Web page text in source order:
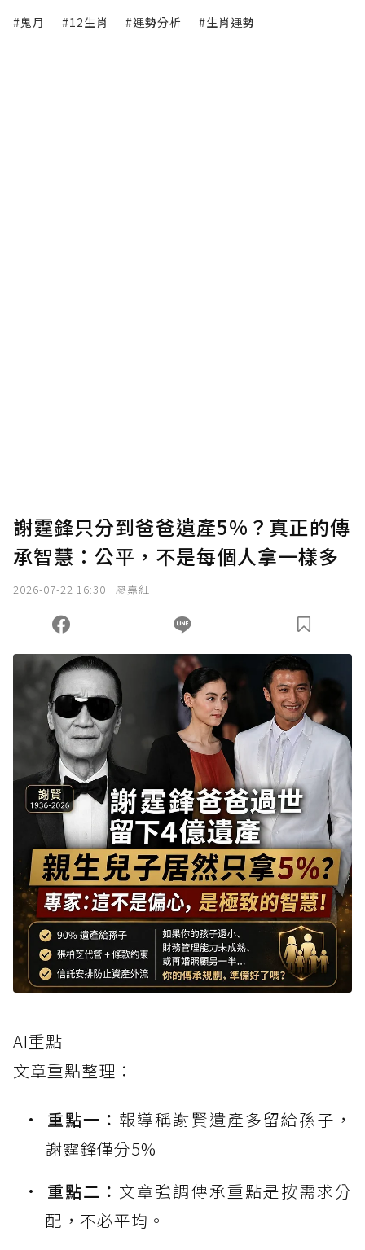
#鬼月 #12生肖 #運勢分析 #生肖運勢
謝霆鋒只分到爸爸遺產5%？真正的傳
承智慧：公平，不是每個人拿一樣多
2026-07-22 16:30 廖嘉紅
AI重點
文章重點整理：
重點一： 報導稱謝賢遺產多留給孫子，
謝霆鋒僅分5%
重點二： 文章強調傳承重點是按需求分
配，不必平均。